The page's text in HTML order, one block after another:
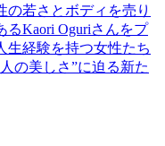
の若さとボディを売り
るKaori Oguriさんをプ
生経験を持つ女性たち
の美しさ”に迫る新た